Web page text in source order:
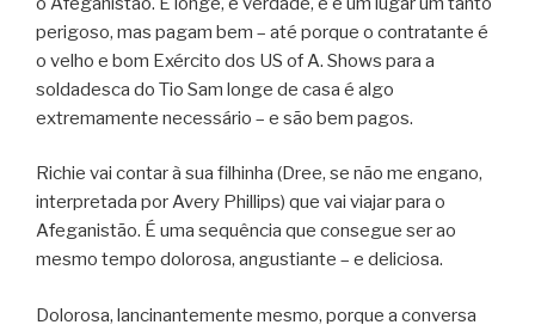
perigoso, mas pagam bem – até porque o contratante é
o velho e bom Exército dos US of A. Shows para a
soldadesca do Tio Sam longe de casa é algo
extremamente necessário – e são bem pagos.
Richie vai contar à sua filhinha (Dree, se não me engano,
interpretada por Avery Phillips) que vai viajar para o
Afeganistão. É uma sequência que consegue ser ao
mesmo tempo dolorosa, angustiante – e deliciosa.
Dolorosa, lancinantemente mesmo, porque a conversa